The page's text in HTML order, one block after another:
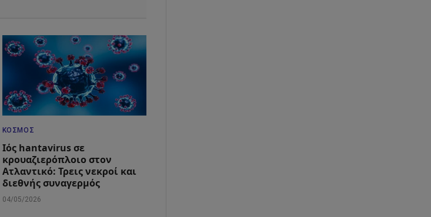
ΚΌΣΜΟΣ
Ιός hantavirus σε
κρουαζιερόπλοιο στον
Ατλαντικό: Τρεις νεκροί και
διεθνής συναγερμός
04/05/2026